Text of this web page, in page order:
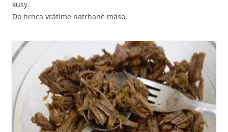
kusy.
Do hrnca vrátime natrhané mäso,